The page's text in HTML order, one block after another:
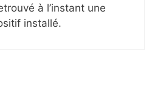
à l’instant une
installé.